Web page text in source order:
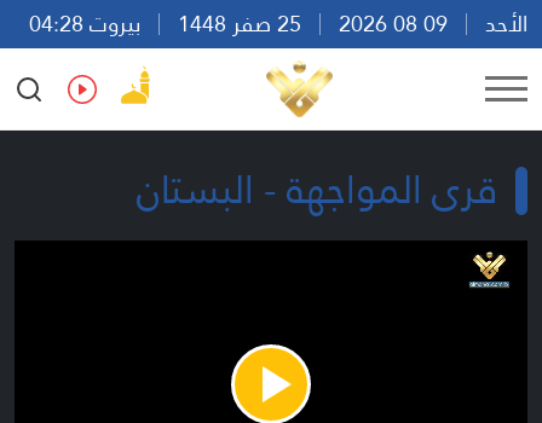
الأحد
بيروت 04:28
Ar
En Fr Es
قرى المواجهة - البستان
Play
Video